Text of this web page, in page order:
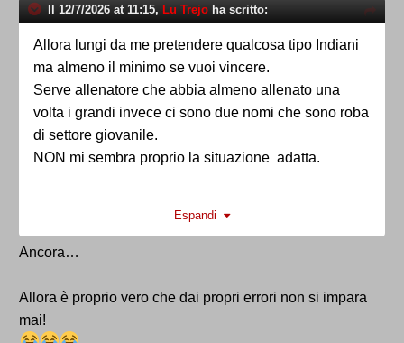
Il 12/7/2026 at 11:15, Lu Trejo ha scritto:
Allora lungi da me pretendere qualcosa tipo Indiani
ma almeno il minimo se vuoi vincere.
Serve allenatore che abbia almeno allenato una
volta i grandi invece ci sono due nomi che sono roba
di settore giovanile.
NON mi sembra proprio la situazione adatta.
esperienza che abbia vinto qualcosa preferibilmente
in D e che conosca la categoria.
Espandi
Ancora…
Allora è proprio vero che dai propri errori non si impara
mai!